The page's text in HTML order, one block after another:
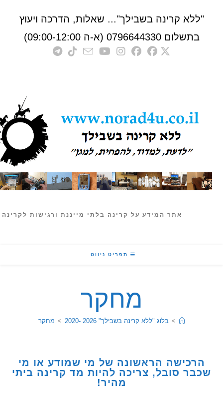
קרינה בשבילך"... שאלות, הדרכה ויעוץ
0796644330 (א-ה 09:00-12:00)
אתר המידע על קרינה בלתי מייננת ורגישות לקרינה
תפריט ניווט
מחקר
בלוג "ללא קרינה בשבילך" 2026 -2020 > מחקר
הראשונה של מי שמודע או מי
סובל, צריכה להיות מד קרינה ביתי
מהיר!